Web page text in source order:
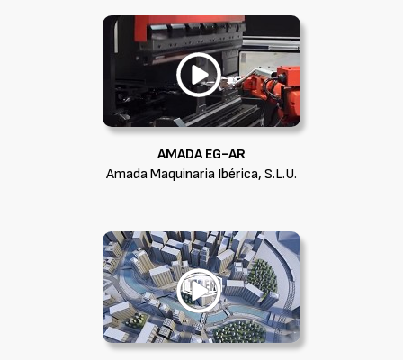
AMADA EG-AR
Amada Maquinaria Ibérica, S.L.U.